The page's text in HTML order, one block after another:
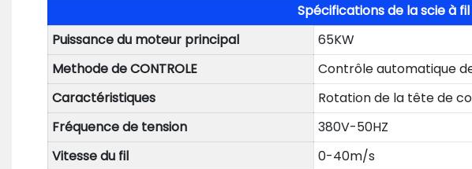
Spécifications de la scie à
Puissance du moteur principal
65KW
Methode de CONTROLE
Contrôle automatique
Caractéristiques
Rotation de la tête de
Fréquence de tension
380V-50HZ
Vitesse du fil
0-40m/s